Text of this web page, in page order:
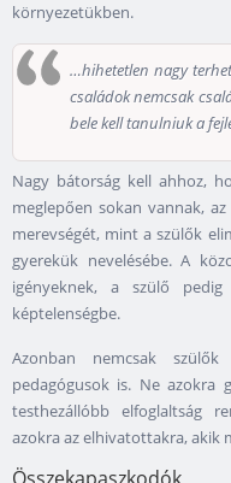
környezetükben.
…hihetetlen nagy
családok nemcsak
bele kell tanulniuk a
Nagy bátorság kell ahhoz,
meglepően sokan vannak,
merevségét, mint a szülők
gyerekük nevelésébe. A
igényeknek, a szülő
képtelenségbe.
Azonban nemcsak
pedagógusok is. Ne azokra
testhezállóbb elfoglaltság
azokra az elhivatottakra, akik